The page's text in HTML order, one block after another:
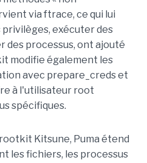
via ftrace, ce qui lui
exécuter des
des processus, ont ajouté
modifie également les
avec prepare_creds et
à l'utilisateur root
spécifiques.
Kitsune, Puma étend
les fichiers, les processus